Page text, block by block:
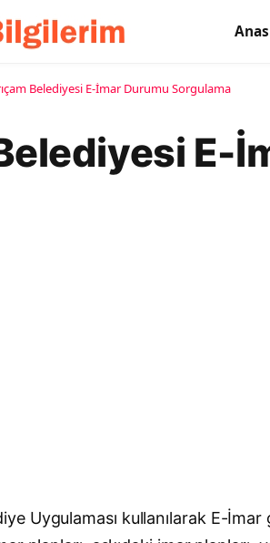
Belediyesi E-İmar Durumu Sorgulama
E-
Uygulaması kullanılarak E-